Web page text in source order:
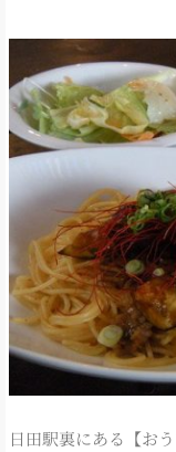
日田駅裏にある【お